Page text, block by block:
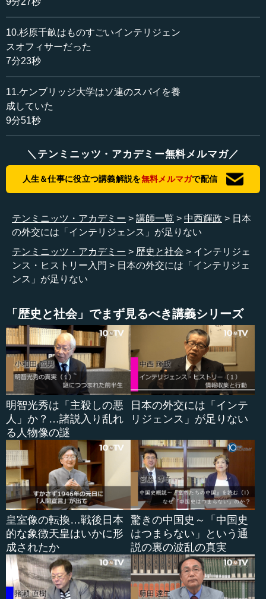
ところが、えてして日本の近代の歴史あるいは組織の行
動形態を見ていると、情報を見つけるのが非常に遅いので
す。遅く見つけて、慌てて行動するというのでは、やはり
ろくな結果になりません。インテリジェンスで一番大事な
のは、なるべく早く、なるべく的確な情報を見つけること
ですが、それは行動に移す際の余裕と時間を持ち、より良
き選択ができるようにするためなのです。
さらに、交渉事においてもインテリジェンスは重要で
粘り強く主張することが肝心です。国際社会においてもの
すごく大事なことは、明確に粘り強く、こちらの主張を一
が、物事には潮時というか、ここぞという場面がありま
す。そこを...
10.杉原千畝はものすごいインテリジェン
スオフィサーだった
7分23秒
11.ケンブリッジ大学はソ連のスパイを養
成していた
9分51秒
＼テンミニッツ・アカデミー無料メルマガ／
人生＆仕事に役立つ講義解説を無料メルマガで配信
テンミニッツ・アカデミー 講師一覧 中西輝政
日本
の外交には「インテリジェンス」が足りない
テンミニッツ・アカデミー
歴史と社会
インテリジェ
ンス・ヒストリー入門
日本の外交には「インテリジェ
ンス」が足りない
「歴史と社会」でまず見るべき講義シリーズ
明智光秀は「主殺しの悪
人」か？…諸説入り乱れ
る人物像の謎
日本の外交には「インテ
リジェンス」が足りない
皇室像の転換…戦後日本
的な象徴天皇はいかに形
成されたか
驚きの中国史～「中国史
はつまらない」という通
説の裏の波乱の真実